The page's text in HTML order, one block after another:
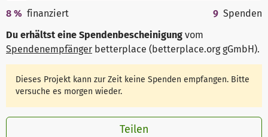
8 % finanziert 9 Spenden
Du erhältst eine Spendenbescheinigung vom
Spendenempfänger betterplace (betterplace.org gGmbH).
Dieses Projekt kann zur Zeit keine Spenden empfangen. Bitte
versuche es morgen wieder.
Teilen